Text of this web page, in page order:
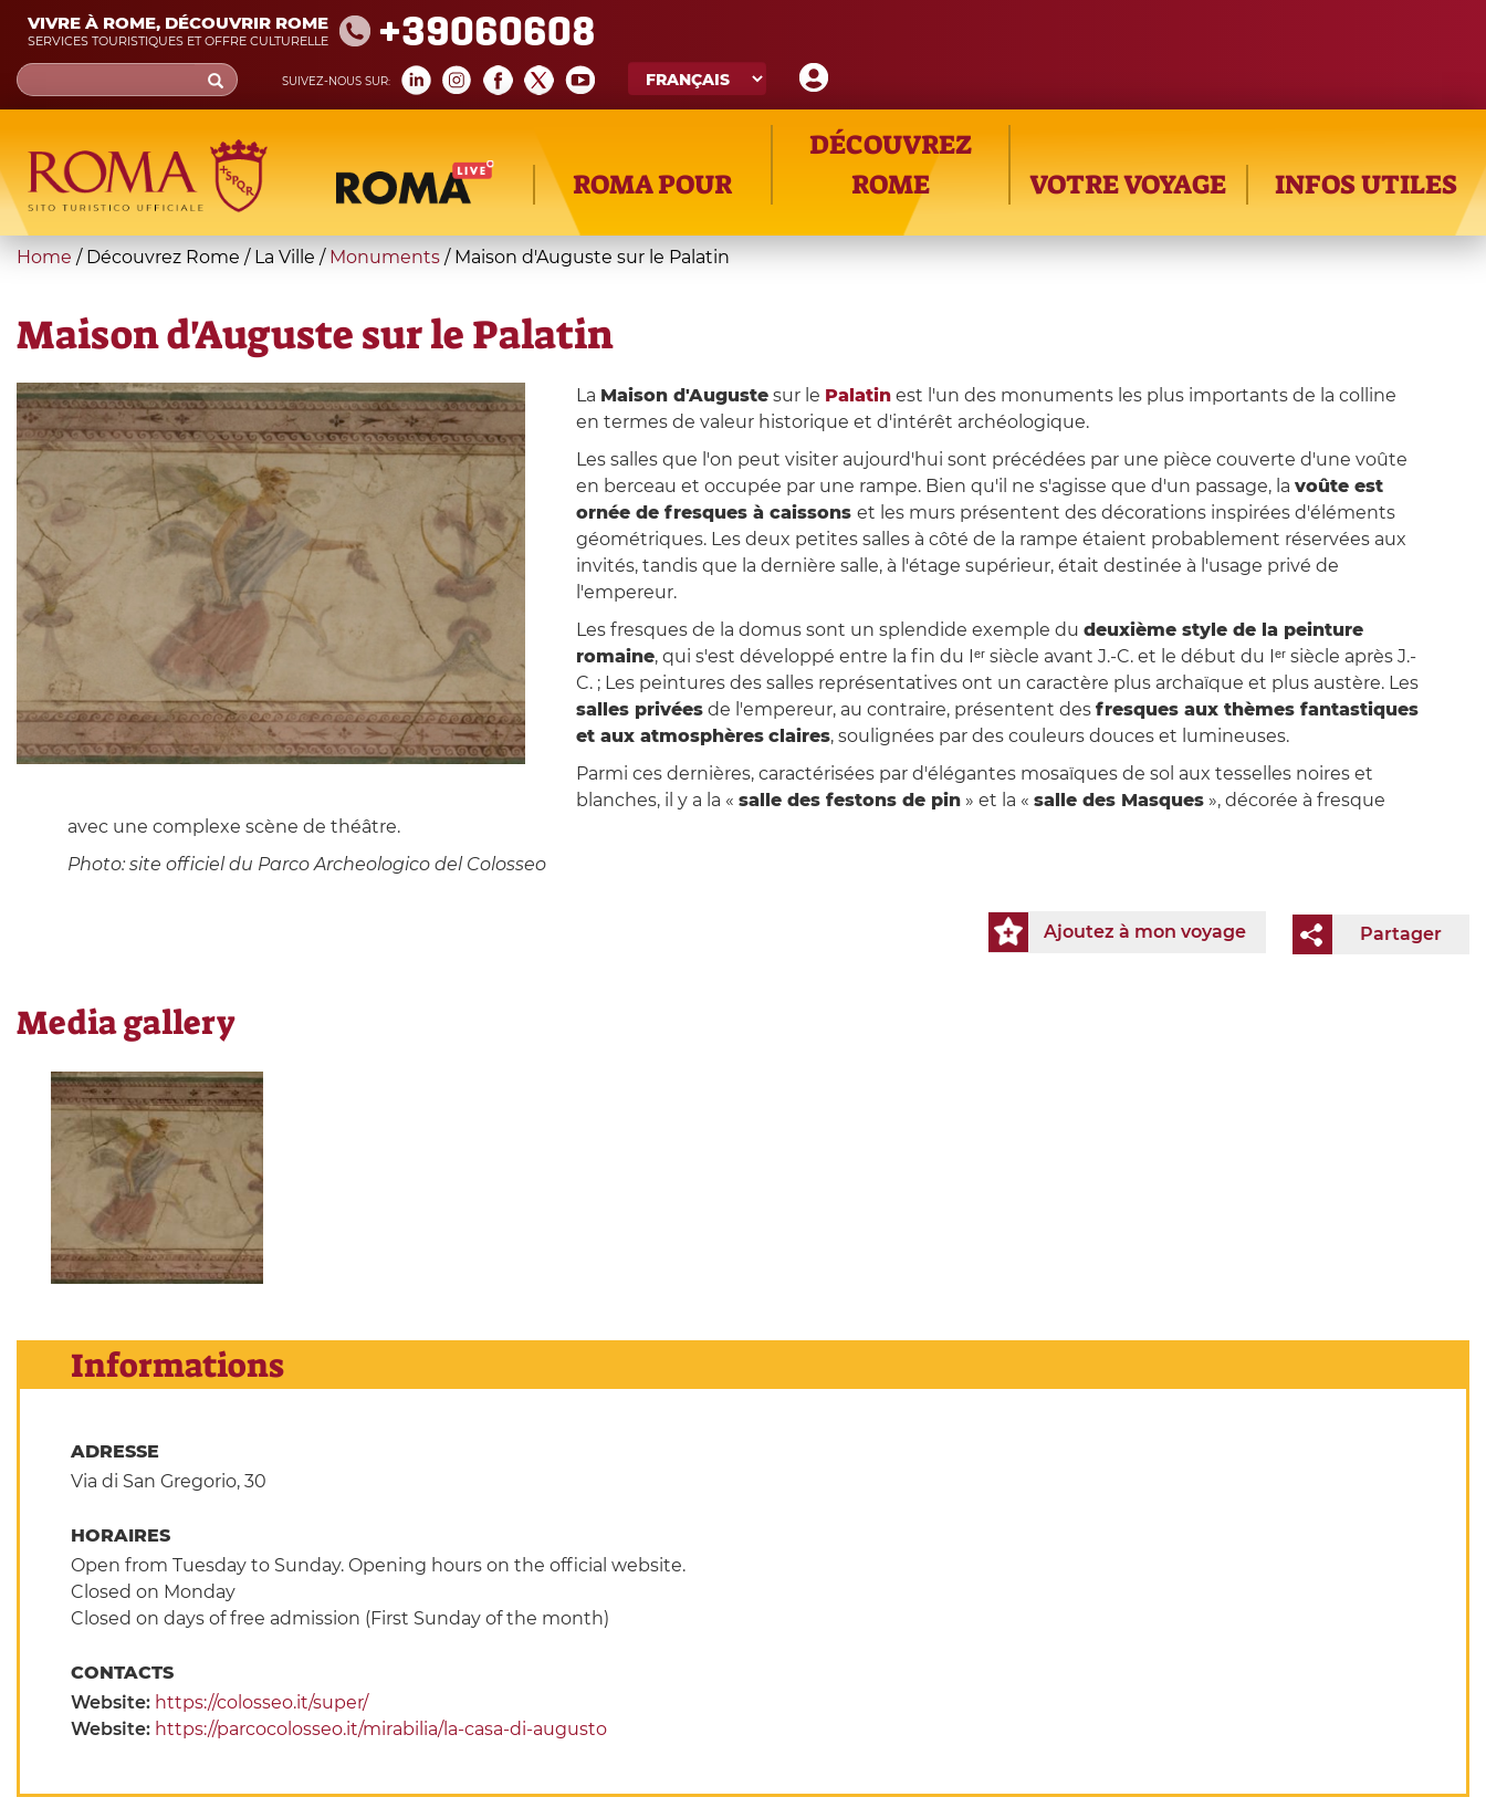
Skip
main
content
VIVRE À ROME, DÉCOUVRIR ROME
SERVICES TOURISTIQUES ET OFFRE CULTURELLE +39060608
SUIVEZ-NOUS SUR:
Search
form
Recherche
ROMA POUR
DÉCOUVREZ
ROME
VOTRE VOYAGE INFOS UTILES
You
here
Home / Découvrez Rome / La Ville / Monuments / Maison d'Auguste sur le Palatin
Maison d'Auguste sur le Palatin
La Maison d'Augustesur le Palatinest l'un des monuments les plus importants de la colline
en termes de valeur historique et d'intérêt archéologique.
Les salles que l'on peut visiter aujourd'hui sont précédées par une pièce couverte d'une voûte
en berceau et occupée par une rampe. Bien qu'il ne s'agisse que d'un passage, la voûte est
ornée de fresques à caissons et les murs présentent des décorations inspirées d'éléments
géométriques. Les deux petites salles à côté de la rampe étaient probablement réservées aux
invités, tandis que la dernière salle, à l'étage supérieur, était destinée à l'usage privé de
l'empereur.
Les fresques de la domus sont un splendide exemple du deuxième style de la peinture
romaine, qui s'est développé entre la fin du Iᵉʳ siècle avant J.-C. et le début du Iᵉʳ siècle après J.-
C. ; Les peintures des salles représentatives ont un caractère plus archaïque et plus austère. Les
salles privéesde l'empereur, au contraire, présentent des fresques aux thèmes fantastiques
et aux atmosphères claires, soulignées par des couleurs douces et lumineuses.
Parmi ces dernières, caractérisées par d'élégantes mosaïques de sol aux tesselles noires et
blanches, il y a la « salle des festons de pin» et la « salle des Masques», décorée à fresque
avec une complexe scène de théâtre.
Photo: site officiel du Parco Archeologico del Colosseo
Partager
Ajoutez à mon voyage
Media gallery
Informations
ADRESSE
Via di San Gregorio, 30
HORAIRES
Open from Tuesday to Sunday. Opening hours on the official website.
Closed on Monday
Closed on days of free admission (First Sunday of the month)
CONTACTS
Website: https://colosseo.it/super/
Website: https://parcocolosseo.it/mirabilia/la-casa-di-augusto